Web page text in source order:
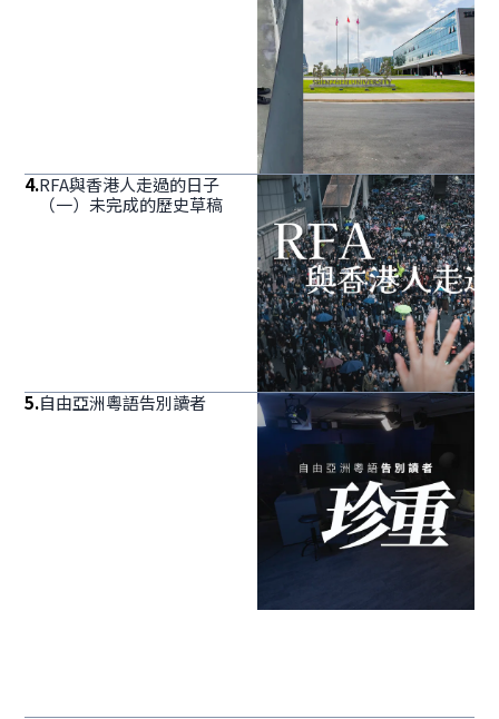
4.RFA與香港人走過的日子
（一）未完成的歷史草稿
5.自由亞洲粵語告別讀者